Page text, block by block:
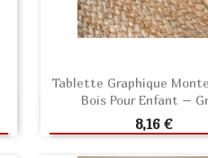
Tablette Graphique
Bois Pour Enfant –
Prix
8,16 €
AJOUTER AU